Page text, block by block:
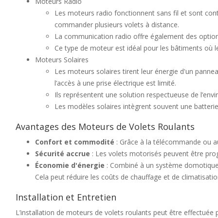
Les moteurs radio fonctionnent sans fil et sont
commander plusieurs volets à distance.
La communication radio offre également des
Ce type de moteur est idéal pour les bâtiments où
Moteurs Solaires
Les moteurs solaires tirent leur énergie d'un
l’accès à une prise électrique est limité.
Ils représentent une solution respectueuse de
Les modèles solaires intègrent souvent une
Avantages des Moteurs de Volets Roulants
Confort et commodité : Grâce à la télécommande ou
Sécurité accrue : Les volets motorisés peuvent être
Économie d'énergie : Combiné à un système
Cela peut réduire les coûts de chauffage et de
Installation et Entretien
L’installation de moteurs de volets roulants peut être